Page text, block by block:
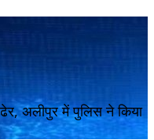
अलीपुर में पुलिस ने किया